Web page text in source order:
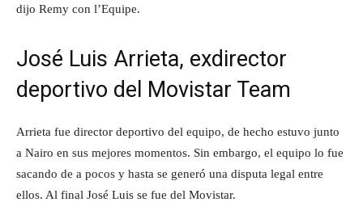
dijo Remy con l’Equipe.
José Luis Arrieta, exdirector
deportivo del Movistar Team
Arrieta fue director deportivo del equipo, de hecho estuvo junto
a Nairo en sus mejores momentos. Sin embargo, el equipo lo fue
sacando de a pocos y hasta se generó una disputa legal entre
ellos. Al final José Luis se fue del Movistar.